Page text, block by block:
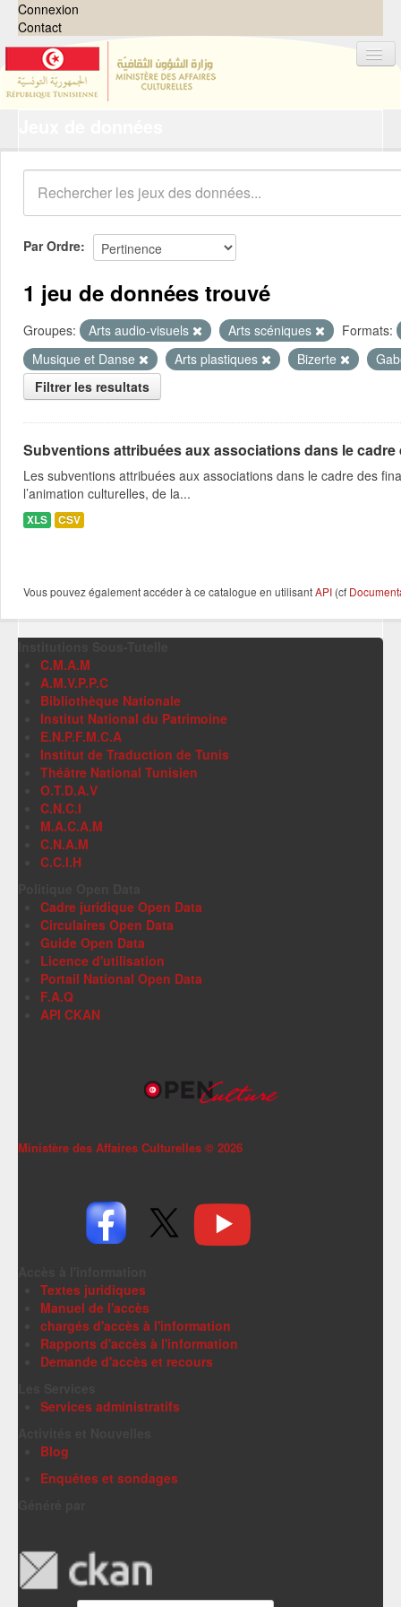
Connexion
Contact
Organisations
Groupes
Demandes 0
À propos
Par Ordre
1 jeu de données trouvé
Groupes: Arts audio-visuels Arts scéniques
Formats:
Musique et Danse
Arts plastiques Bizerte
Filtrer les resultats
Subventions attribuées aux associations dans le
Les subventions attribuées aux associations dans le cadre des
l’animation culturelles, de la...
XLS CSV
Vous pouvez également accéder à ce catalogue en utilisantAPI (cf
C.M.A.M
A.M.V.P.P.C
Bibliothèque Nationale
Institut National du Patrimoine
E.N.P.F.M.C.A
Institut de Traduction de Tunis
Théâtre National Tunisien
O.T.D.A.V
C.N.C.I
M.A.C.A.M
C.N.A.M
C.C.I.H
Cadre juridique Open Data
Circulaires Open Data
Guide Open Data
Licence d'utilisation
Portail National Open Data
F.A.Q
API CKAN
Ministère des Affaires Culturelles © 2026
Textes juridiques
Manuel de l'accès
chargés d'accès à l'information
Rapports d'accès à l'information
Demande d'accès et recours
Services administratifs
Blog
Enquêtes et sondages